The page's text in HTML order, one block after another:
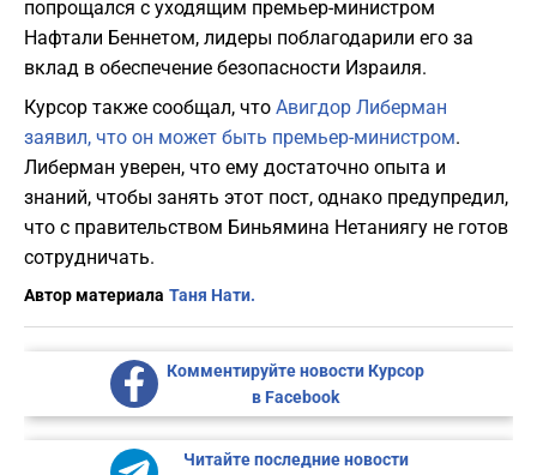
попрощался с уходящим премьер-министром
Нафтали Беннетом, лидеры поблагодарили его за
вклад в обеспечение безопасности Израиля.
Курсор также сообщал, что Авигдор Либерман
заявил, что он может быть премьер-министром.
Либерман уверен, что ему достаточно опыта и
знаний, чтобы занять этот пост, однако предупредил,
что с правительством Биньямина Нетаниягу не готов
сотрудничать.
Автор материала Таня Нати.
Комментируйте новости Курсор
в Facebook
Читайте последние новости